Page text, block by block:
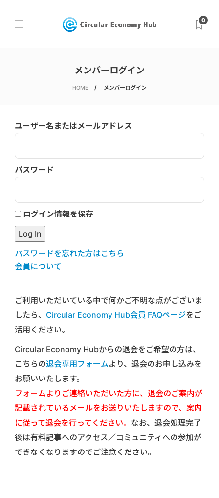
0
メンバーログイン
HOME メンバーログイン
ユーザー名またはメールアドレス
パスワード
ログイン情報を保存
パスワードを忘れた方はこちら
会員について
ご利用いただいている中で何かご不明な点がございま
したら、 Circular Economy Hub会員 FAQページをご
活用ください。
Circular Economy Hubからの退会をご希望の方は、
こちらの退会専用フォームより、退会のお申し込みを
お願いいたします。
フォームよりご連絡いただいた方に、退会のご案内が
記載されているメールをお送りいたしますので、案内
に従って退会を行ってください。 なお、退会処理完了
後は有料記事へのアクセス／コミュニティへの参加が
できなくなりますのでご注意ください。